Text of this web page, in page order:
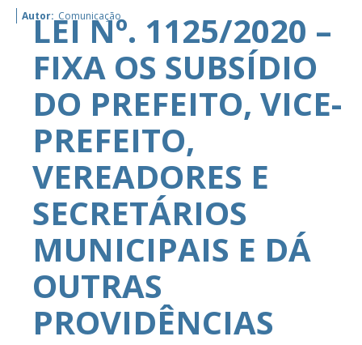
Autor: Comunicação
LEI Nº. 1125/2020 –
FIXA OS SUBSÍDIO
DO PREFEITO, VICE-
PREFEITO,
VEREADORES E
SECRETÁRIOS
MUNICIPAIS E DÁ
OUTRAS
PROVIDÊNCIAS